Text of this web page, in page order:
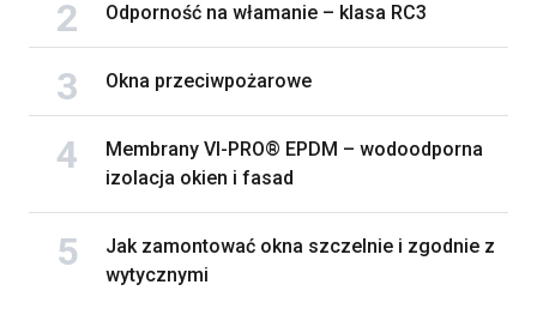
Odporność na włamanie – klasa RC3
Okna przeciwpożarowe
Membrany VI-PRO® EPDM – wodoodporna
izolacja okien i fasad
Jak zamontować okna szczelnie i zgodnie z
wytycznymi